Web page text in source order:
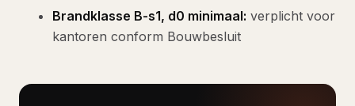
Brandklasse B-s1, d0 minimaal: verplicht voor
kantoren conform Bouwbesluit